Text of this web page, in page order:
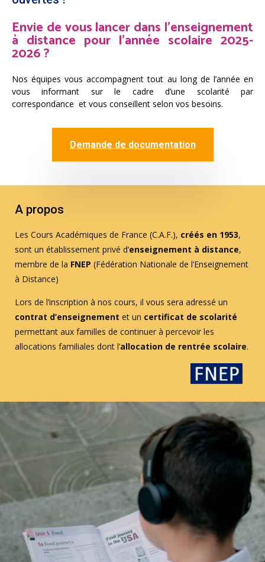
Envie de vous lancer dans l’enseignement
à distance pour l’année scolaire 2025-
2026 ?
Nos équipes vous accompagnent tout au long de l’année en
vous informant sur le cadre d’une scolarité par
correspondance et vous conseillent selon vos besoins.
Demande de documentation
A propos
Les Cours Académiques de France (C.A.F.), créés en 1953,
sont un établissement privé d’enseignement à distance,
membre de la FNEP (Fédération Nationale de l’Enseignement
à Distance)
Lors de l’inscription à nos cours, il vous sera adressé un
contrat d’enseignement et un certificat de scolarité
permettant aux familles de continuer à percevoir les
allocations familiales dont l’allocation de rentrée scolaire.